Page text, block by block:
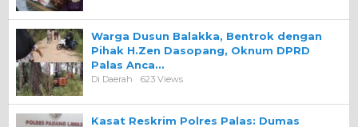
Warga Dusun Balakka, Bentrok dengan
Pihak H.Zen Dasopang, Oknum DPRD
Palas Anca…
Di Daerah 623 Views
Kasat Reskrim Polres Palas: Dumas